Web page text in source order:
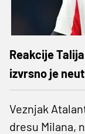
Reakcije
izvrsno je
Veznjak
dresu Milana,